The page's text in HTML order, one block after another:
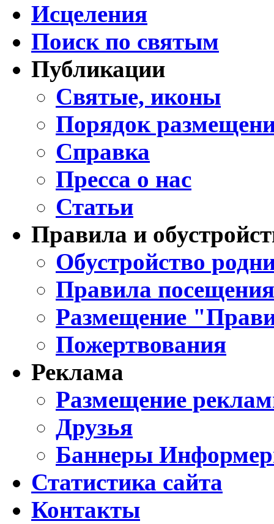
Исцеления
Поиск по святым
Публикации
Святые, иконы
Порядок
Справка
Пресса о нас
Статьи
Правила и
Обустройство
Правила
Размещение
Пожертвования
Реклама
Размещение
Друзья
Баннеры
Статистика сайта
Контакты